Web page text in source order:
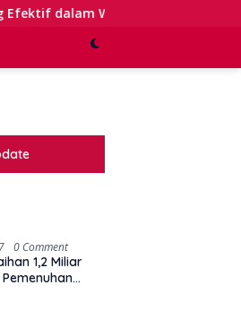
Keterbatasan
0 Comment
1,2 Miliar